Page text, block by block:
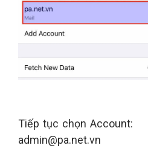
Tiếp tục chọn Account:
admin@pa.net.vn